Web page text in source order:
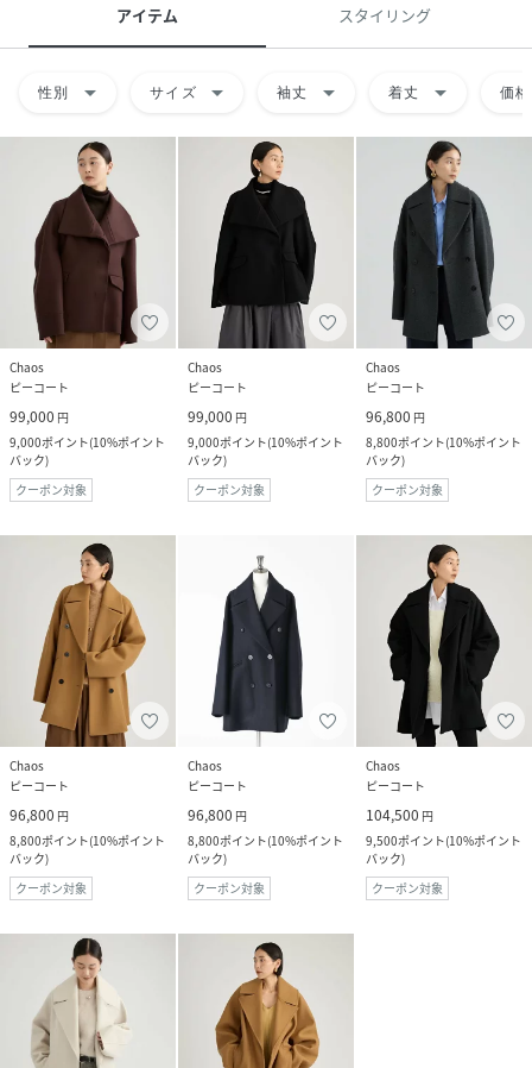
アイテム スタイリング
性別 arrow_drop_down サイズ arrow_drop_down 袖丈 arrow_drop_down 着丈 arrow_drop_down 価格
Chaos
ピーコート
99,000 円
9,000ポイント(10%ポイント
バック)
クーポン対象
Chaos
ピーコート
99,000 円
9,000ポイント(10%ポイント
バック)
クーポン対象
Chaos
ピーコート
96,800 円
8,800ポイント(10%ポイント
バック)
クーポン対象
Chaos
ピーコート
96,800 円
8,800ポイント(10%ポイント
バック)
クーポン対象
Chaos
ピーコート
96,800 円
8,800ポイント(10%ポイント
バック)
クーポン対象
Chaos
ピーコート
104,500 円
9,500ポイント(10%ポイント
バック)
クーポン対象